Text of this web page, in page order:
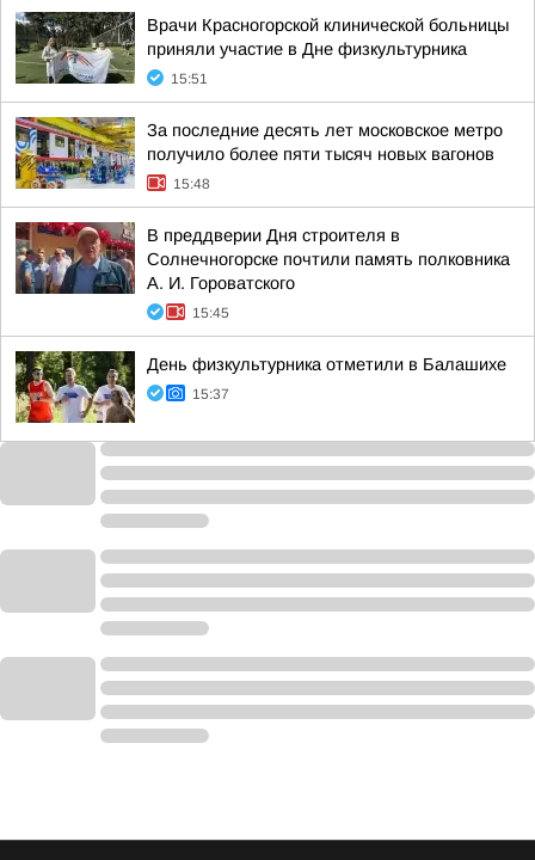
Врачи Красногорской клинической больницы
приняли участие в Дне физкультурника
15:51
За последние десять лет московское метро
получило более пяти тысяч новых вагонов
15:48
В преддверии Дня строителя в
Солнечногорске почтили память полковника
А. И. Гороватского
15:45
День физкультурника отметили в Балашихе
15:37